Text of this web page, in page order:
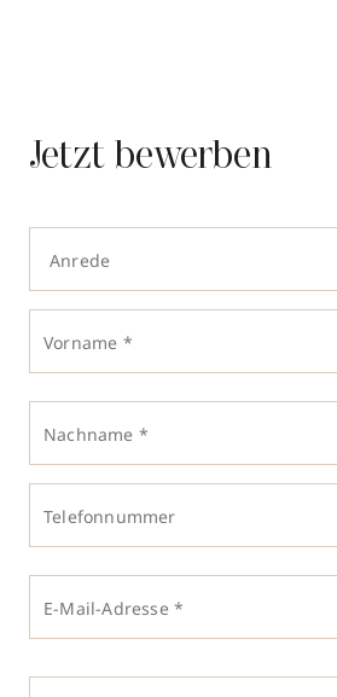
Jetzt bewerben
Anrede
Vorname *
Nachname *
Telefonnummer
E-Mail-Adresse *